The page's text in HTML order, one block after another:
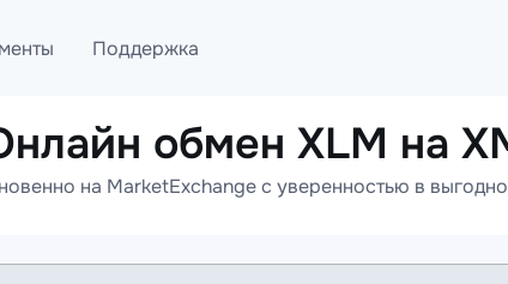
Поддержка
Telegram
Онлайн помощь
обмен XLM на
на MarketExchange с уверенностью в